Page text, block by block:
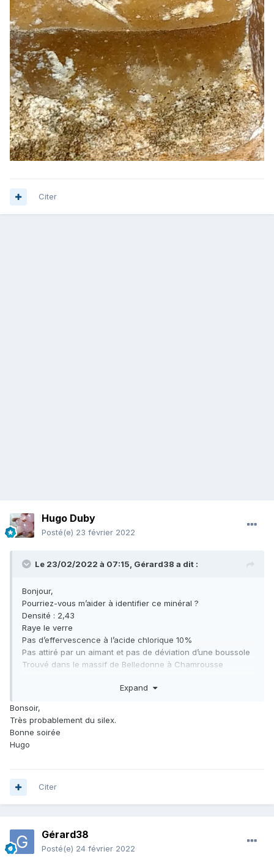
Citer
Hugo Duby
Posté(e) 23 février 2022
Le 23/02/2022 à 07:15, Gérard38 a dit :
Bonjour,
Pourriez-vous m’aider à identifier ce minéral ?
Densité : 2,43
Raye le verre
Pas d’effervescence à l’acide chlorique 10%
Pas attiré par un aimant et pas de déviation d’une boussole
Trouvé dans le massif de Belledonne à Chamrousse
Expand
Bonsoir,
Très probablement du silex.
Bonne soirée
Hugo
Citer
Gérard38
Posté(e) 24 février 2022